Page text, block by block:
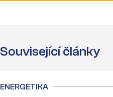
Související články
ENERGETIKA